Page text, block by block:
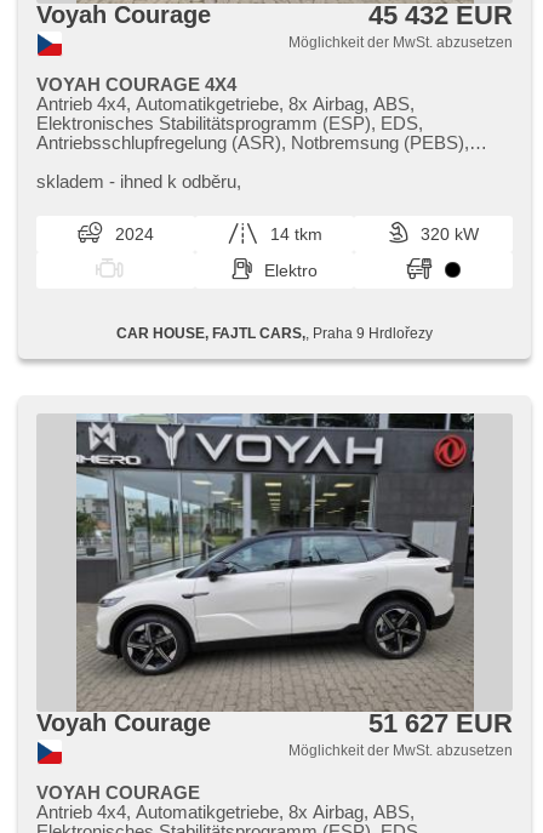
Voyah Courage 45 432 EUR
Möglichkeit der MwSt. abzusetzen
VOYAH COURAGE 4X4
Antrieb 4x4, Automatikgetriebe, 8x Airbag, ABS,
Elektronisches Stabilitätsprogramm (ESP), EDS,
Antriebsschlupfregelung (ASR), Notbremsung (PEBS),
Anzeige, asistent jízdy v koloně, asistent jízdy v jízdním
Servolenkung, 2-Zonen Klimaanlage, Klimaautomatik,
Adaptive Geschwindigkeitsregelung, Tempomat, LED denní
svícení, Alufelgen, Bordcomputer, dotykové ovládání
palubního počítače, volba jízdního režimu, head-up display,
bezklíčové startování, bezklíčové odemykání, Lichtsensor,
Lenkrad einstellbar, Multifunktionslenkrad,
El. Seitenscheiben, El. Vorderscheiben, Panoramadach, El.
Klappspiegel, El. Spiegel, starten per Taste,
Schlossverblendung, Wegfahrsperre, Alarmanlage,
Zentralverriegelung mit Funkfernbedienung,
Zentralverriegelung, Ledersitze, isofix, Lederpolsterung,
ambientní osvětlení interiéru, beheizte Sitze, El. einstellbare
Sitze, Frontmassagesitze, odvětrávaná sedadla,
höheneinstellbare Fahrersitz, paměť nastavení sedadla
řidiče, Reifendrucksensor, Vorderlichter LED, Heck LED
Leuchte, USB, Autoradio, digitální příjem rádia (DAB),
Außenthermometer, beheizte Spiegel, Klimaablage, Teilbare
Rücksitzbank, Heckscheibenwischer, Getönte Scheiben,
zatmavená zadní skla, Garantie, digitální přístrojová deska,
tepelné čerpadlo
skladem ​- ihned k odběru,​
2024 14 tkm
320 kW
Elektro
CAR HOUSE, FAJTL CARS, , Praha 9 Hrdlořezy
Voyah Courage 51 627 EUR
Möglichkeit der MwSt. abzusetzen
VOYAH COURAGE
Antrieb 4x4, Automatikgetriebe, 8x Airbag, ABS,